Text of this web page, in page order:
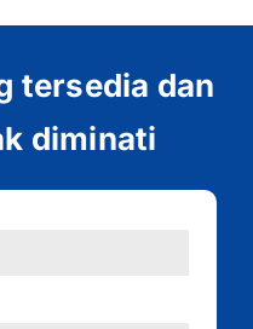
tersedia dan
diminati